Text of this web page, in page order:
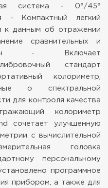
система - 0°/45°
- Компактный легкий
к данным об отражении
сравнительных и
- Включает
стандарт
колориметр,
о спектральной
для контроля качества
колориметр
сочетает улучшенную
с вычислительной
головка
персональному
программное
прибором, а также для